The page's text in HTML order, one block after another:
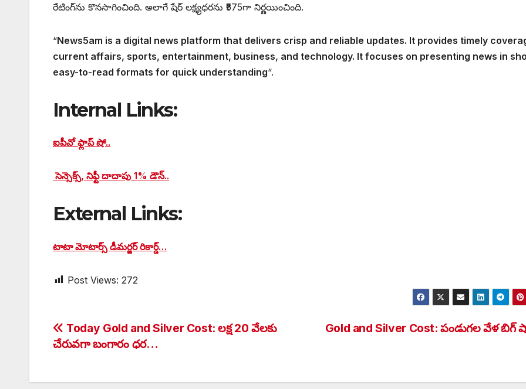
రేటింగ్‌ను కొనసాగించింది. అలాగే షేర్‌ లక్ష్యధరను ₹575గా నిర్ణయించింది.
“News5am is a digital news platform that delivers crisp and reliable updates. It provides timely
current affairs, sports, entertainment, business, and technology. It focuses on presenting news in
easy-to-read formats for quick understanding“.
Internal Links:
ఐపీవో ఫ్లాప్ షో..
సెన్సెక్స్, నిఫ్టీ దాదాపు 1% డౌన్..
External Links:
టాటా మోటార్స్‌ డీమర్జర్‌ రికార్డ్‌…
Post Views: 272
Post
navigation
Gold and Silver Cost: పండుగల వేళ బిగ్
Today Gold and Silver Cost: లక్ష 20 వేలకు
చేరువగా బంగారం ధర…